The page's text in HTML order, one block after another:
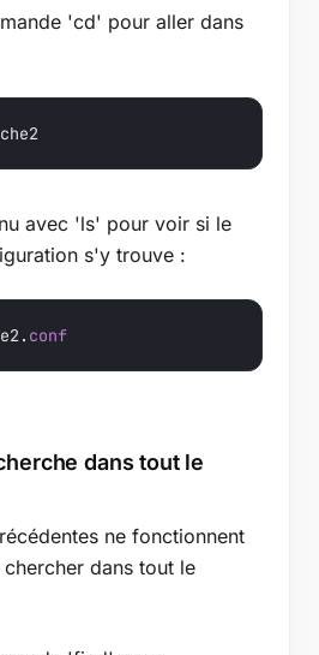
'cd' pour aller dans
avec 'ls' pour voir si le
s'y trouve :
conf
dans tout le
ne fonctionnent
dans tout le